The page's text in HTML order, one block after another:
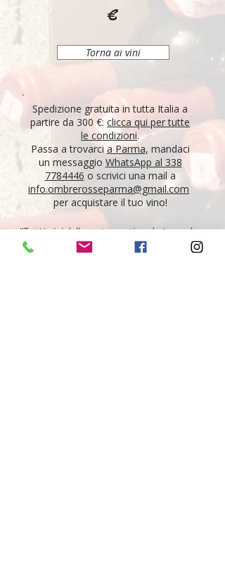
€
Torna ai vini
Spedizione gratuita in tutta Italia a
partire da 300 €: clicca qui per tutte
le condizioni.
Passa a trovarcia Parma, mandaci
un messaggio WhatsApp al 338
7784446 o scrivici una mail a
info.ombrerosseparma@gmail.com
per acquistare il tuo vino!
"Tutti i vini della nostra cantina derivano da un
lungo percorso di ricerca, iniziato nel 1995 con